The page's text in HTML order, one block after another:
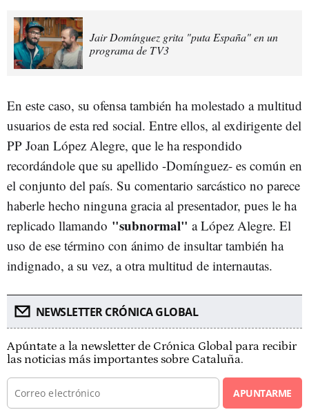
Jair Domínguez grita "puta España" en un
programa de TV3
En este caso, su ofensa también ha molestado a multitud
usuarios de esta red social. Entre ellos, al exdirigente del
PP Joan López Alegre, que le ha respondido
recordándole que su apellido -Domínguez- es común en
el conjunto del país. Su comentario sarcástico no parece
haberle hecho ninguna gracia al presentador, pues le ha
replicado llamando "subnormal" a López Alegre. El
uso de ese término con ánimo de insultar también ha
indignado, a su vez, a otra multitud de internautas.
NEWSLETTER CRÓNICA GLOBAL
Apúntate a la newsletter de Crónica Global para recibir
las noticias más importantes sobre Cataluña.
APUNTARME